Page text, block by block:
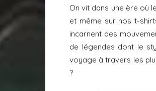
On vit dans une ère où
et même sur nos t-
incarnent des
de légendes dont le
voyage à travers les
?